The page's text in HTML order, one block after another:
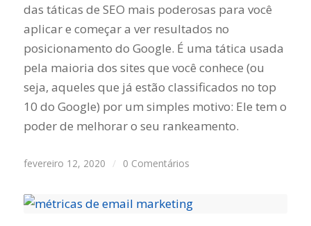
das táticas de SEO mais poderosas para você
aplicar e começar a ver resultados no
posicionamento do Google. É uma tática usada
pela maioria dos sites que você conhece (ou
seja, aqueles que já estão classificados no top
10 do Google) por um simples motivo: Ele tem o
poder de melhorar o seu rankeamento.
fevereiro 12, 2020 / 0 Comentários